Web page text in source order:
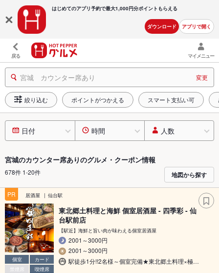
はじめてのアプリ予約で最大1,000円分ポイントもらえる
ダウンロード アプリで開く
戻る マイメニュー
宮城 カウンター席あり 変更
絞り込む ポイントがつかえる スマート支払い可
日付 時間 人数
宮城のカウンター席ありのグルメ・クーポン情報
678件 1-20件 地図から探す
PR 居酒屋 仙台駅
個室
カード
禁煙席
喫煙席
東北郷土料理と海鮮 個室居酒屋 - 四季彩 - 仙
台駅前店
【駅近】海鮮と旨い肉が味わえる個室居酒屋
2001～3000円
2001～3000円
駅徒歩1分!!2名様～個室完備★東北郷土料理×極…